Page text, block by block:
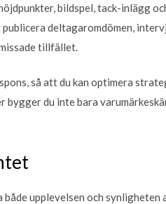
bildspel, tack-inlägg
deltagaromdömen,
tillfället.
så att du kan optimera
du inte bara
upplevelsen och synligheten